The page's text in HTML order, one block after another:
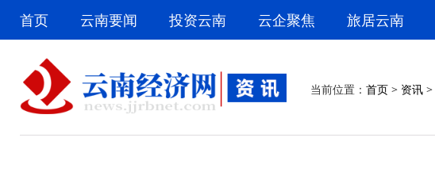
首页 云南要闻 投资云南 云企聚焦 旅居云南
当前位置： 首页 > 资讯 >